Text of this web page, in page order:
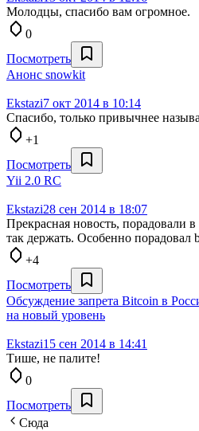
Молодцы, спасибо вам огромное.
0
Посмотреть
Анонс snowkit
Ekstazi7 окт 2014 в 10:14
Спасибо, только привычнее
+1
Посмотреть
Yii 2.0 RC
Ekstazi28 сен 2014 в 18:07
Прекрасная новость, порадовали
так держать. Особенно порадовал
+4
Посмотреть
Обсуждение запрета Bitcoin в
на новый уровень
Ekstazi15 сен 2014 в 14:41
Тише, не палите!
0
Посмотреть
Сюда